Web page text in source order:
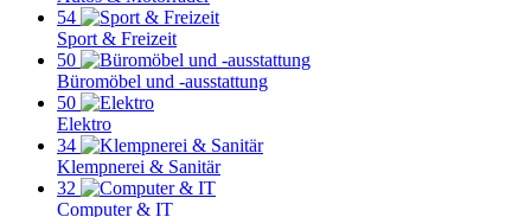
54
Sport & Freizeit
50
Büromöbel und -ausstattung
50
Elektro
34
Klempnerei & Sanitär
32
Computer & IT